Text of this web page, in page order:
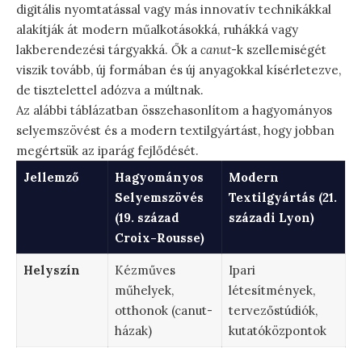
digitális nyomtatással vagy más innovatív technikákkal
alakítják át modern műalkotásokká, ruhákká vagy
lakberendezési tárgyakká. Ők a canut-k szellemiségét
viszik tovább, új formában és új anyagokkal kísérletezve,
de tisztelettel adózva a múltnak.
Az alábbi táblázatban összehasonlítom a hagyományos
selyemszövést és a modern textilgyártást, hogy jobban
megértsük az iparág fejlődését.
Jellemző
Hagyományos
Selyemszövés
(19. század
Croix-Rousse)
Modern
Textilgyártás (21.
századi Lyon)
Helyszín
Kézműves
műhelyek,
otthonok (canut-
házak)
Ipari
létesítmények,
tervezőstúdiók,
kutatóközpontok